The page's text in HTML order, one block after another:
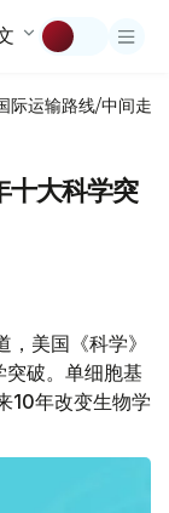
际运输路线/中间走廊
十大科学突
美国《科学》
破。单细胞基
10年改变生物学